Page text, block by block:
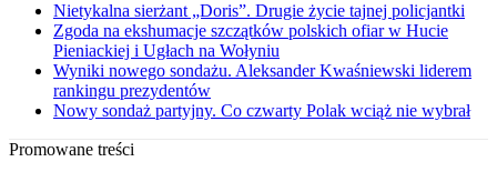
Nietykalna sierżant „Doris”. Drugie życie tajnej policjantki
Zgoda na ekshumacje szczątków polskich ofiar w Hucie
Pieniackiej i Ugłach na Wołyniu
Wyniki nowego sondażu. Aleksander Kwaśniewski liderem
rankingu prezydentów
Nowy sondaż partyjny. Co czwarty Polak wciąż nie wybrał
Promowane treści